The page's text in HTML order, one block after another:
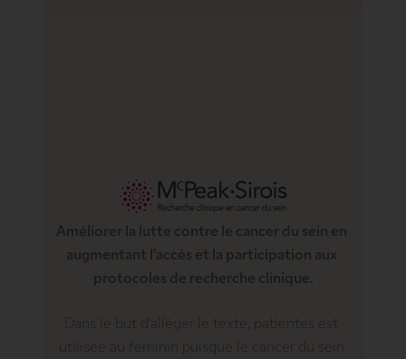
Améliorer la lutte contre le cancer du sein en
augmentant l’accès et la participation aux
protocoles de recherche clinique.
Dans le but d’alléger le texte, patientes est
utilisée au féminin puisque le cancer du sein